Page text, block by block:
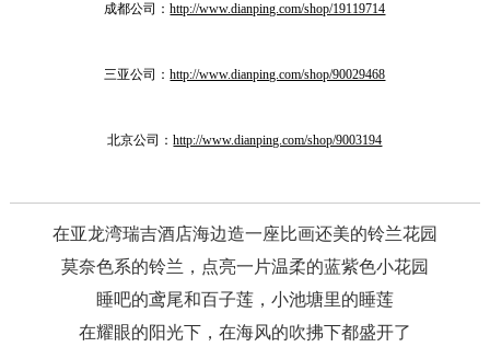
成都公司：http://www.dianping.com/shop/19119714
三亚公司：http://www.dianping.com/shop/90029468
北京公司：http://www.dianping.com/shop/9003194
在亚龙湾瑞吉酒店海边造一座比画还美的铃兰花园
莫奈色系的铃兰，点亮一片温柔的蓝紫色小花园
睡吧的鸢尾和百子莲，小池塘里的睡莲
在耀眼的阳光下，在海风的吹拂下都盛开了